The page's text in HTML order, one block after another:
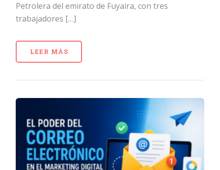
Petrolera del emirato de Fuyaira, con tres
trabajadores […]
LEER MÁS